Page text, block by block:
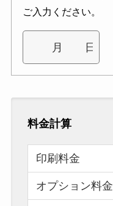
ご入力ください。
料金計算
印刷料金
オプション料金